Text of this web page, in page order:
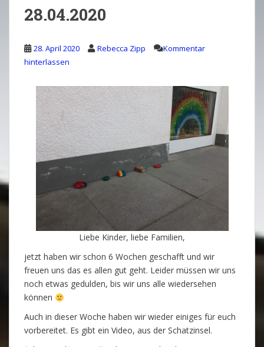
28.04.2020
28. April 2020 Rebecca Zipp
Kommentar
hinterlassen
Liebe Kinder, liebe Familien,
jetzt haben wir schon 6 Wochen geschafft und wir
freuen uns das es allen gut geht. Leider müssen wir uns
noch etwas gedulden, bis wir uns alle wiedersehen
können
Auch in dieser Woche haben wir wieder einiges für euch
vorbereitet. Es gibt ein Video, aus der Schatzinsel.